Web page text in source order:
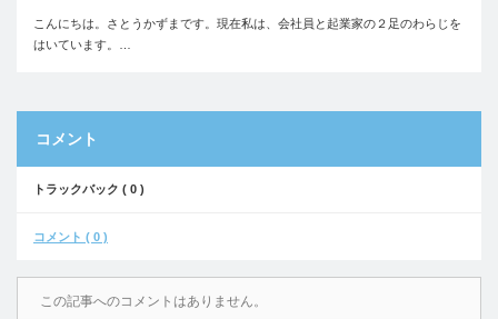
こんにちは。さとうかずまです。現在私は、会社員と起業家の２足のわらじを
はいています。…
コメント
トラックバック ( 0 )
コメント ( 0 )
この記事へのコメントはありません。